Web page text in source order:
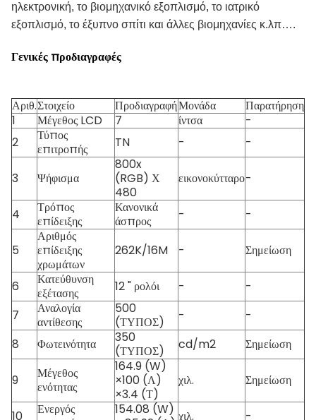
ηλεκτρονική, το βιομηχανικό εξοπλισμό, το ιατρικό
εξοπλισμό, το έξυπνο σπίτι και άλλες βιομηχανίες κ.λπ….
Γενικές προδιαγραφές
Αριθ.Στοιχείο ΠροδιαγραφήΜονάδα
Παρατήρηση
1
Μέγεθος LCD 7 ίντσα
-
2
Τύπος
επιτροπής
TN - -
3 Ψήφισμα
800x
(RGB) Χ
480
εικονοκύτταρο-
4
Τρόπος
επίδειξης
Κανονικά
άσπρος
- -
5
Αριθμός
επίδειξης
χρωμάτων
262K/16M - Σημείωση
6
Κατεύθυνση
εξέτασης
12 " ρολόι -
-
7
Αναλογία
αντίθεσης
500
(ΤΥΠΟΣ)
-
-
8
Φωτεινότητα
350
(ΤΥΠΟΣ)
cd/m2 Σημείωση
9
Μέγεθος
ενότητας
164.9 (W)
×100 (Λ)
×3.4 (Τ)
χιλ. Σημείωση
10
Ενεργός
154.08 (W) χιλ. -